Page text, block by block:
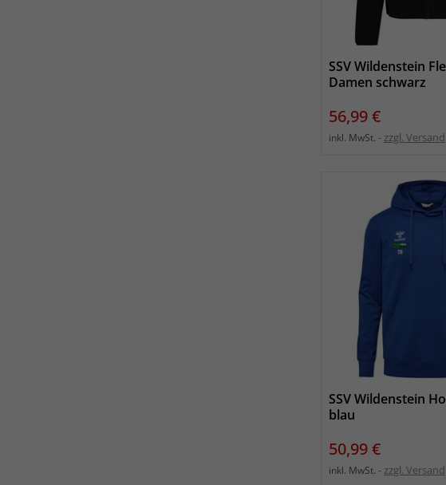
SSV Wildenstein
Damen schwarz
Preis
56,99 €
inkl. MwSt. zzgl. Versand
SSV Wildenstein
blau
Preis
50,99 €
inkl. MwSt. zzgl. Versand